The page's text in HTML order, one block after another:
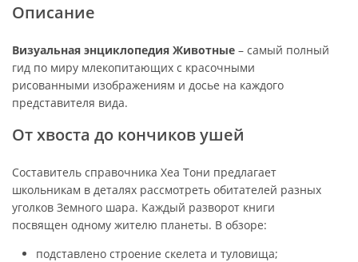
Описание
Визуальная энциклопедия Животные – самый полный
гид по миру млекопитающих с красочными
рисованными изображениям и досье на каждого
представителя вида.
От хвоста до кончиков ушей
Составитель справочника Хеа Тони предлагает
школьникам в деталях рассмотреть обитателей разных
уголков Земного шара. Каждый разворот книги
посвящен одному жителю планеты. В обзоре:
подставлено строение скелета и туловища;